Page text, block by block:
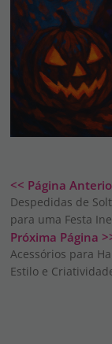
<< Página
Despedidas de
para uma Festa
Próxima Página
Acessórios para
Estilo e